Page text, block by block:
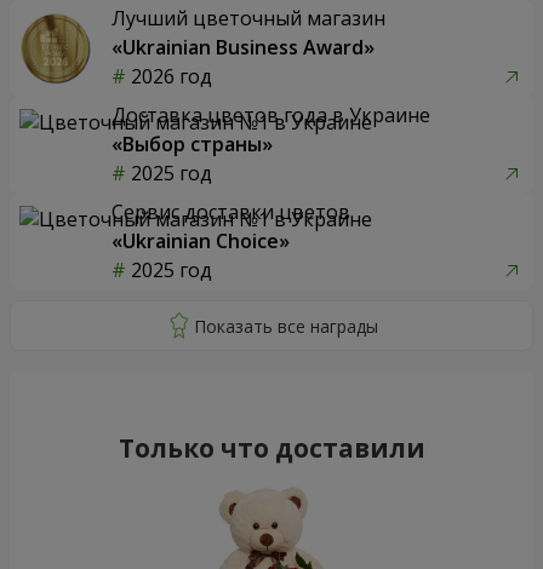
Лучший цветочный магазин
«Ukrainian Business Award»
2026 год
Доставка цветов года в Украине
«Выбор страны»
2025 год
Сервис доставки цветов
«Ukrainian Choice»
2025 год
Только что доставили